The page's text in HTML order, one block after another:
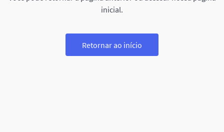
inicial.
Retornar ao início